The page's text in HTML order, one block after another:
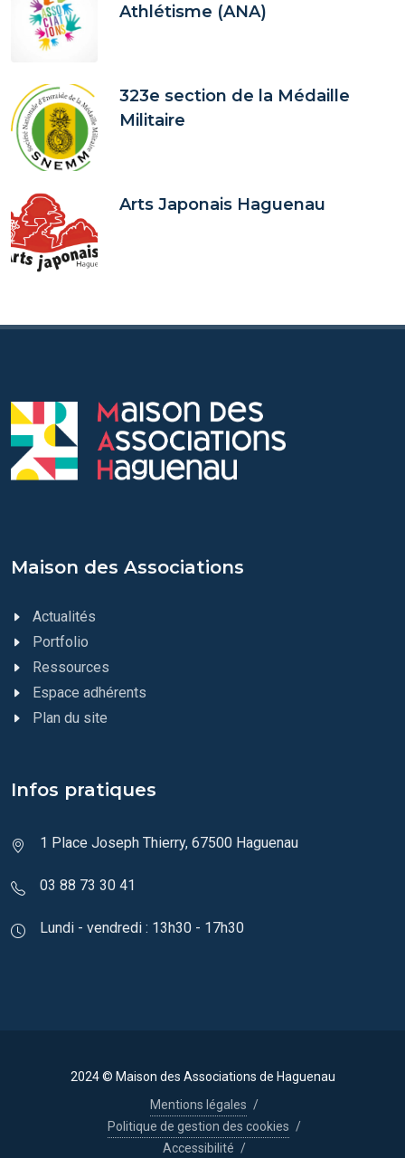
Athlétisme (ANA)
323e section de la Médaille
Militaire
Arts Japonais Haguenau
Maison des Associations
Actualités
Portfolio
Ressources
Espace adhérents
Plan du site
Infos pratiques
1 Place Joseph Thierry, 67500 Haguenau
03 88 73 30 41
Lundi - vendredi : 13h30 - 17h30
2024 © Maison des Associations de Haguenau
Mentions légales /
Politique de gestion des cookies /
Accessibilité /